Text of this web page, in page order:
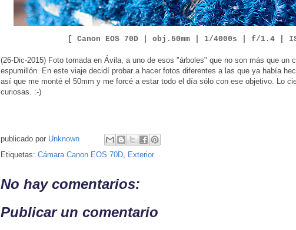
[ Canon EOS 70D | obj.50mm | 1/4000s | f/1.4 |
(26-Dic-2015) Foto tomada en Ávila, a uno de esos "árboles" que no son más que un
espumillón. En este viaje decidí probar a hacer fotos diferentes a las que ya había
así que me monté el 50mm y me forcé a estar todo el día sólo con ese objetivo. Lo
curiosas. :-)
publicado por Unknown
Etiquetas: Cámara Canon EOS 70D, Exterior
No hay comentarios:
Publicar un comentario